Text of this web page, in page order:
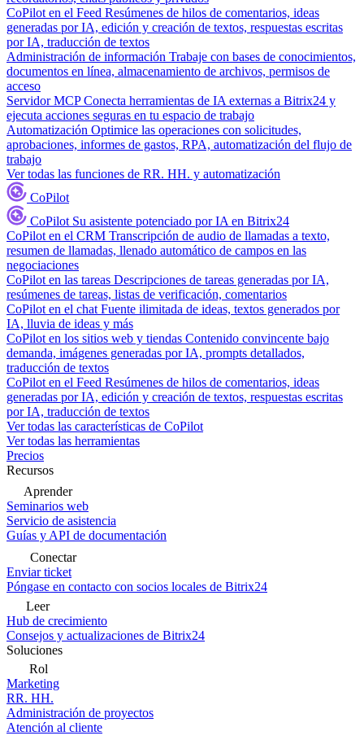
CoPilot en el Feed Resúmenes de hilos de comentarios, ideas
generadas por IA, edición y creación de textos, respuestas escritas
por IA, traducción de textos
Administración de información Trabaje con bases de conocimientos,
documentos en línea, almacenamiento de archivos, permisos de
acceso
Servidor MCP Conecta herramientas de IA externas a Bitrix24 y
ejecuta acciones seguras en tu espacio de trabajo
Automatización Optimice las operaciones con solicitudes,
aprobaciones, informes de gastos, RPA, automatización del flujo de
trabajo
Ver todas las funciones de RR. HH. y automatización
CoPilot
CoPilot Su asistente potenciado por IA en Bitrix24
CoPilot en el CRM Transcripción de audio de llamadas a texto,
resumen de llamadas, llenado automático de campos en las
negociaciones
CoPilot en las tareas Descripciones de tareas generadas por IA,
resúmenes de tareas, listas de verificación, comentarios
CoPilot en el chat Fuente ilimitada de ideas, textos generados por
IA, lluvia de ideas y más
CoPilot en los sitios web y tiendas Contenido convincente bajo
demanda, imágenes generadas por IA, prompts detallados,
traducción de textos
CoPilot en el Feed Resúmenes de hilos de comentarios, ideas
generadas por IA, edición y creación de textos, respuestas escritas
por IA, traducción de textos
Ver todas las características de CoPilot
Ver todas las herramientas
Precios
Recursos
Aprender
Seminarios web
Servicio de asistencia
Guías y API de documentación
Conectar
Enviar ticket
Póngase en contacto con socios locales de Bitrix24
Leer
Hub de crecimiento
Consejos y actualizaciones de Bitrix24
Soluciones
Rol
Marketing
RR. HH.
Administración de proyectos
Atención al cliente